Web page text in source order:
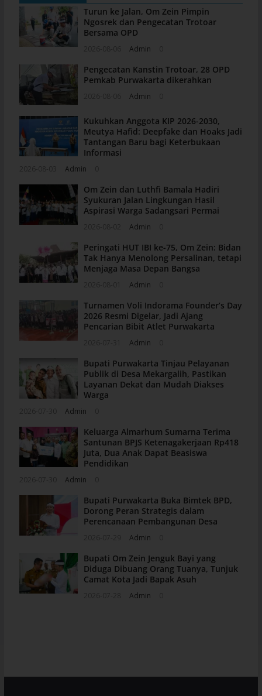
Turun ke Jalan, Om Zein Pimpin
Ngosrek dan Pengecatan Trotoar
Bersama OPD
Admin
Pengecatan Kanstin Trotoar, 28 OPD
Pemkab Purwakarta dikerahkan
Admin
Kukuhkan Anggota KIP 2026-2030,
Meutya Hafid: Deepfake dan Hoaks Jadi
Tantangan Baru bagi Keterbukaan
Informasi
Admin
Om Zein dan Luthfi Bamala Hadiri
Syukuran Jalan Lingkungan Hasil
Aspirasi Warga Sadangsari Permai
Admin
Peringati HUT IBI ke-75, Om Zein: Bidan
Tak Hanya Menolong Persalinan, tetapi
Menjaga Masa Depan Bangsa
Admin
Turnamen Voli Indorama Founder’s Day
2026 Resmi Digelar, Jadi Ajang
Pencarian Bibit Atlet Purwakarta
Admin
Bupati Purwakarta Tinjau Pelayanan
Publik di Desa Mekargalih, Pastikan
Layanan Dekat dan Mudah Diakses
Warga
Admin
Keluarga Almarhum Sumarna Terima
Santunan BPJS Ketenagakerjaan Rp418
Juta, Dua Anak Dapat Beasiswa
Pendidikan
Admin
Bupati Purwakarta Buka Bimtek BPD,
Dorong Peran Strategis dalam
Perencanaan Pembangunan Desa
Admin
Bupati Om Zein Jenguk Bayi yang
Diduga Dibuang Orang Tuanya, Tunjuk
Camat Kota Jadi Bapak Asuh
Admin